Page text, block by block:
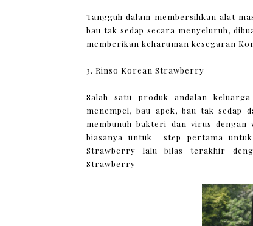
Tangguh dalam membersihkan alat
bau tak sedap secara menyeluruh,
memberikan keharuman kesegaran
3. Rinso Korean Strawberry
Salah satu produk andalan
menempel, bau apek, bau tak
membunuh bakteri dan virus
biasanya untuk step pertama
Strawberry lalu bilas terakhir
Strawberry